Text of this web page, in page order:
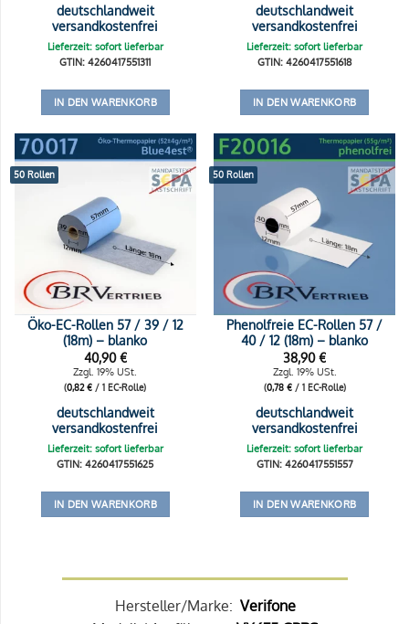
deutschlandweit
versandkostenfrei
Lieferzeit: sofort lieferbar
GTIN: 4260417551311
IN DEN WARENKORB
deutschlandweit
versandkostenfrei
Lieferzeit: sofort lieferbar
GTIN: 4260417551618
IN DEN WARENKORB
50 Rollen
Öko-EC-Rollen 57 / 39 / 12
(18m) – blanko
40,90€
Zzgl. 19% USt.
(0,82€ / 1 EC-Rolle)
deutschlandweit
versandkostenfrei
Lieferzeit: sofort lieferbar
GTIN: 4260417551625
IN DEN WARENKORB
50 Rollen
Phenolfreie EC-Rollen 57 /
40 / 12 (18m) – blanko
38,90€
Zzgl. 19% USt.
(0,78 €/ 1 EC-Rolle)
deutschlandweit
versandkostenfrei
Lieferzeit: sofort lieferbar
GTIN: 4260417551557
IN DEN WARENKORB
Hersteller/Marke: Verifone